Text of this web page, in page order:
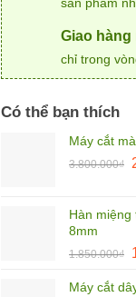
sản phẩm
Giao
chỉ trong
Có thể bạn thích
Máy cắt
3.800.000₫
Hàn miệng
8mm
1.850.000₫
Máy cắt